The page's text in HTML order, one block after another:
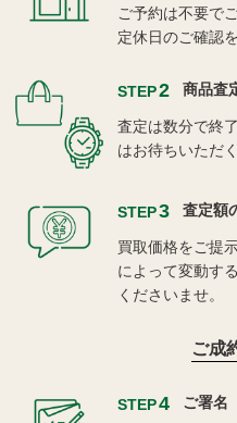
ご予約は不要で
定休日のご確認
STEP2 商品査
査定は数分で終
はお待ちいただ
STEP3 査定額
買取価格をご提
によって変動す
くださいませ。
ご成
STEP4 ご署名